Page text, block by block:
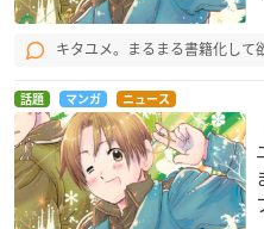
キタユメ。まるまる書籍化して
話題 マンガ ニュース